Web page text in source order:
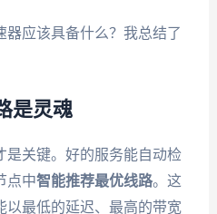
器应该具备什么？我总结了
是灵魂
是关键。好的服务能自动检
点中智能推荐最优线路。这
以最低的延迟、最高的带宽